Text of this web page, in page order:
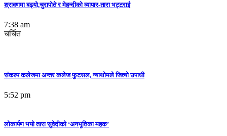
श्रावणमा बढ्यो,चुरापोते र मेहन्दीको व्यापार-तारा भट्टराई
7:38 am
चर्चित
संकल्प कलेजमा अन्तर कलेज फुटसल, न्याथोमले जित्यो उपाधी
5:52 pm
लोकार्पण भयो तारा सुवेदीको ‘अनभूतिका महक’